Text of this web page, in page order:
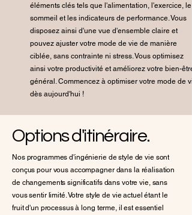
éléments clés tels que l'alimentation, l'exercice, le
sommeil et les indicateurs de performance. Vous
disposez ainsi d'une vue d'ensemble claire et
pouvez ajuster votre mode de vie de manière
ciblée, sans contrainte ni stress. Vous optimisez
ainsi votre productivité et améliorez votre bien-être
général. Commencez à optimiser votre mode de
dès aujourd'hui !
Options d'itinéraire.
Nos programmes d'ingénierie de style de vie sont
conçus pour vous accompagner dans la réalisation
de changements significatifs dans votre vie, sans
vous sentir limité. Votre style de vie actuel étant le
fruit d'un processus à long terme, il est essentiel